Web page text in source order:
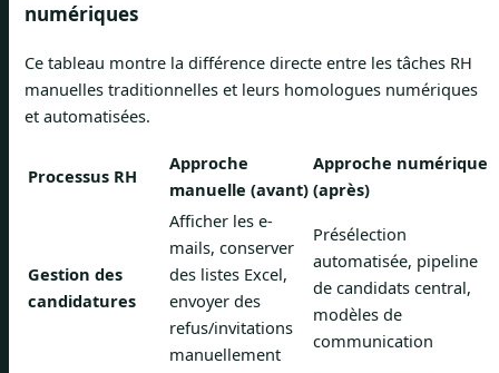
numériques
Ce tableau montre la différence directe entre les tâches RH
manuelles traditionnelles et leurs homologues numériques
et automatisées.
Processus RH
Approche
manuelle (avant)
Approche numérique
(après)
Gestion des
candidatures
Afficher les e-
mails, conserver
des listes Excel,
envoyer des
refus/invitations
manuellement
Présélection
automatisée, pipeline
de candidats central,
modèles de
communication